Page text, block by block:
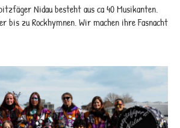
Nidau besteht aus ca 40 Musikanten.
bis zu Rockhymnen. Wir machen ihre Fasnacht